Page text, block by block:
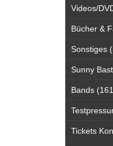
Videos/
Bücher &
Sonstiges
Sunny
Bands
Tickets